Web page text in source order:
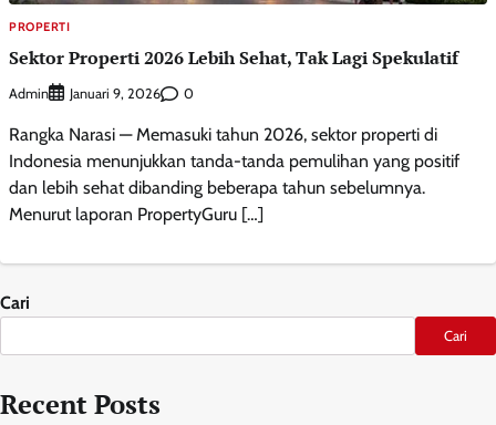
PROPERTI
Sektor Properti 2026 Lebih Sehat, Tak Lagi Spekulatif
Admin Januari 9, 2026 0
Rangka Narasi — Memasuki tahun 2026, sektor properti di
Indonesia menunjukkan tanda-tanda pemulihan yang positif
dan lebih sehat dibanding beberapa tahun sebelumnya.
Menurut laporan PropertyGuru […]
Cari
Cari
Recent Posts